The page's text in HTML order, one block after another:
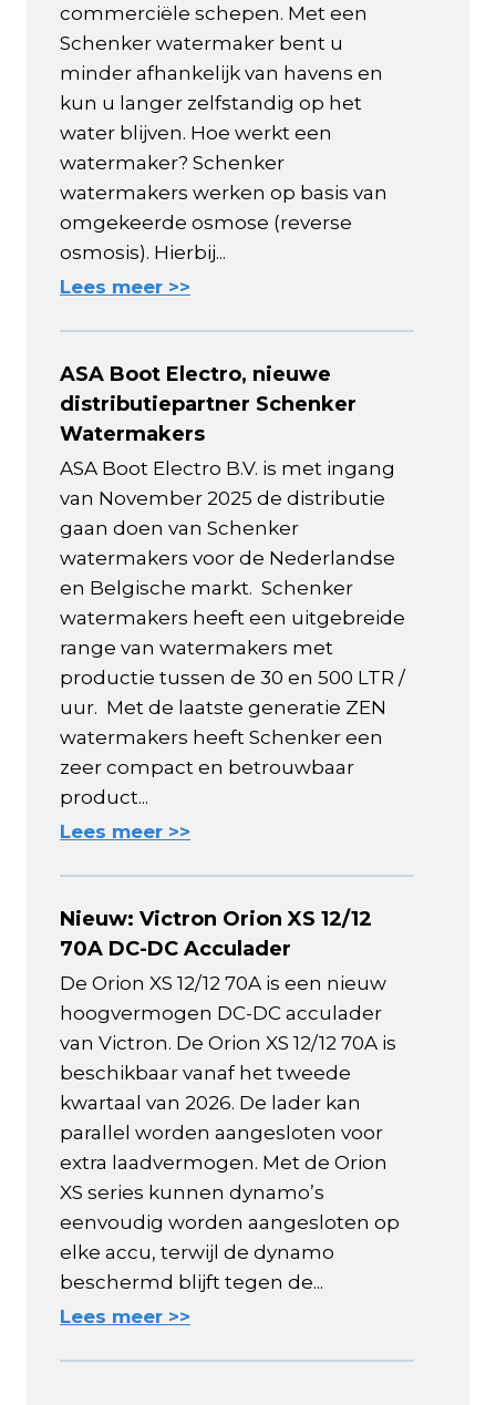
commerciële schepen. Met een
Schenker watermaker bent u
minder afhankelijk van havens en
kun u langer zelfstandig op het
water blijven. Hoe werkt een
watermaker? Schenker
watermakers werken op basis van
omgekeerde osmose (reverse
osmosis). Hierbij...
Lees meer >>
ASA Boot Electro, nieuwe
distributiepartner Schenker
Watermakers
ASA Boot Electro B.V. is met ingang
van November 2025 de distributie
gaan doen van Schenker
watermakers voor de Nederlandse
en Belgische markt. Schenker
watermakers heeft een uitgebreide
range van watermakers met
productie tussen de 30 en 500 LTR /
uur. Met de laatste generatie ZEN
watermakers heeft Schenker een
zeer compact en betrouwbaar
product...
Lees meer >>
Nieuw: Victron Orion XS 12/12
70A DC-DC Acculader
De Orion XS 12/12 70A is een nieuw
hoogvermogen DC-DC acculader
van Victron. De Orion XS 12/12 70A is
beschikbaar vanaf het tweede
kwartaal van 2026. De lader kan
parallel worden aangesloten voor
extra laadvermogen. Met de Orion
XS series kunnen dynamo’s
eenvoudig worden aangesloten op
elke accu, terwijl de dynamo
beschermd blijft tegen de...
Lees meer >>